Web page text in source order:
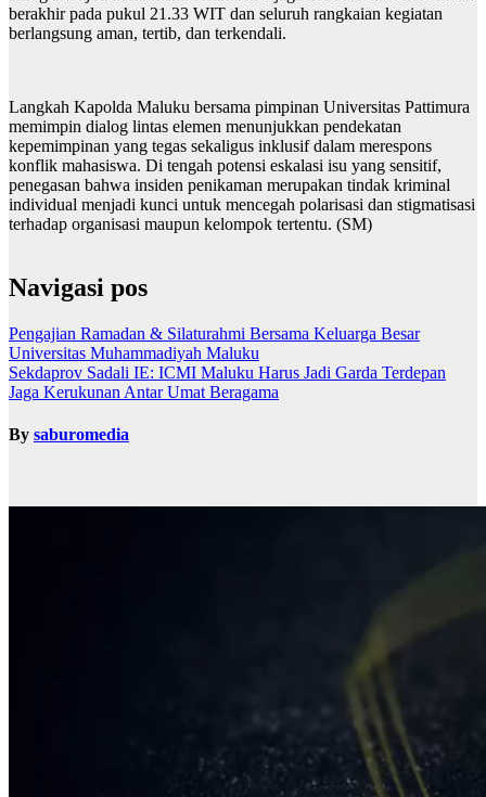
berakhir pada pukul 21.33 WIT dan seluruh rangkaian kegiatan
berlangsung aman, tertib, dan terkendali.
Langkah Kapolda Maluku bersama pimpinan Universitas Pattimura
memimpin dialog lintas elemen menunjukkan pendekatan
kepemimpinan yang tegas sekaligus inklusif dalam merespons
konflik mahasiswa. Di tengah potensi eskalasi isu yang sensitif,
penegasan bahwa insiden penikaman merupakan tindak kriminal
individual menjadi kunci untuk mencegah polarisasi dan stigmatisasi
terhadap organisasi maupun kelompok tertentu. (SM)
Navigasi pos
Pengajian Ramadan & Silaturahmi Bersama Keluarga Besar
Universitas Muhammadiyah Maluku
Sekdaprov Sadali IE: ICMI Maluku Harus Jadi Garda Terdepan
Jaga Kerukunan Antar Umat Beragama
By saburomedia